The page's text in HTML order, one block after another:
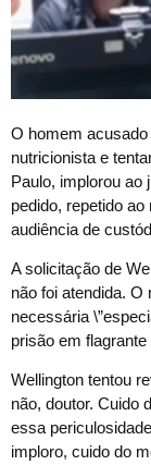
O homem
nutricionista e
Paulo, implorou ao
pedido, repetido
audiência de
A solicitação de
não foi atendida.
necessária
prisão em
Wellington tentou
não, doutor. Cuido
essa
imploro, cuido do